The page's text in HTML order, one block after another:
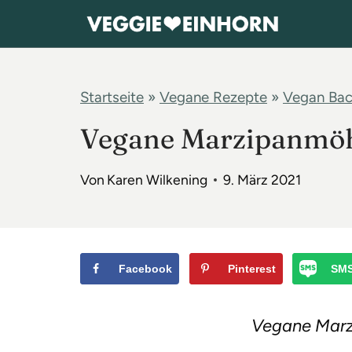
Startseite » Vegane Rezepte » Vegan
Vegane
Von Karen Wilkening 9. März 2021
Facebook Pinterest
Vegane